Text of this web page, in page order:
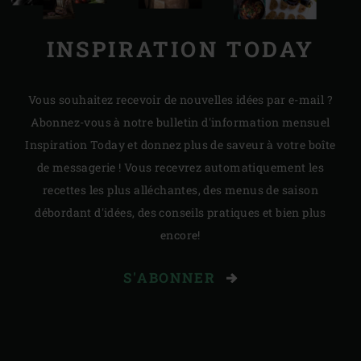
INSPIRATION TODAY
Vous souhaitez recevoir de nouvelles idées par e-mail ?
Abonnez-vous à notre bulletin d'information mensuel
Inspiration Today et donnez plus de saveur à votre boîte
de messagerie ! Vous recevrez automatiquement les
recettes les plus alléchantes, des menus de saison
débordant d'idées, des conseils pratiques et bien plus
encore!
S'ABONNER